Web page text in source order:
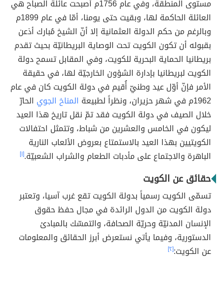
مستوى المنطقة، وفي عام 1756م أصبحت عائلة الصباح هي
العائلة الحاكمة لها، وبقيت حتى يومنا، أمّا في عام 1899م
وبالرغم من حكم الدولة العثمانية إلا أنّ الشيخ مُبارك أذعن
بقبوله أن تكون الكويت تحت الوصاية البريطانيّة بحيث تقدم
بريطانيا الحماية البحرية للكويت، وفي المقابل تسمح دولة
الكويت لبريطانيا بإدارة الشؤون الخارجيّة لها، في حقيقة
الأمر فإنّ أوّل عيد وطنيّ أُقيم في دولة الكويت كان في عام
1962م في شهر حزيران، ونظراً لطبيعة
المناخ الجوي الحارّ
خلال الصيف في دولة الكويت فقد تمّ نقل تاريخ هذا العيد
ليكون في الخامس والعشرين من شباط، وتتمثل احتفالات
الكويتيين بهذا العيد بالاستمتاع بعروض الألعاب النارية
الباهرة والاجتماع على مأدبات الطعام والشراب الشعبيّة.[١]
حقائق عن الكويت
تسمّى الكويت رسمياً بدولة الكويت تقع غرب آسيا، وتعتبر
دولة الكويت من الدول الرائدة في مجال حفظ حقوق
الإنسان المدنيّة وحريّة الصحافة، والتمسّك بالمبادئ
الدستورية، وفيما يأتي نستعرض أبرز الحقائق والمعلومات
عن الكويت:[٢]